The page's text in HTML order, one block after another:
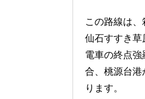
この路線は
仙石すすき草
電車の終点
合、桃源台港
ります。